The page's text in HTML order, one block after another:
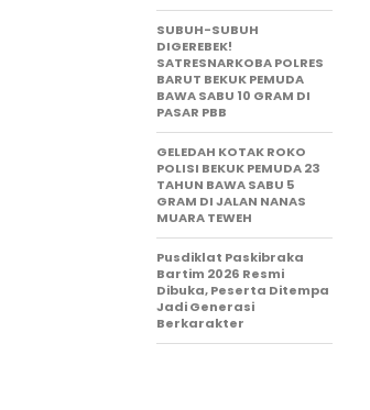
SUBUH-SUBUH
DIGEREBEK!
SATRESNARKOBA POLRES
BARUT BEKUK PEMUDA
BAWA SABU 10 GRAM DI
PASAR PBB
GELEDAH KOTAK ROKO
POLISI BEKUK PEMUDA 23
TAHUN BAWA SABU 5
GRAM DI JALAN NANAS
MUARA TEWEH
Pusdiklat Paskibraka
Bartim 2026 Resmi
Dibuka, Peserta Ditempa
Jadi Generasi
Berkarakter